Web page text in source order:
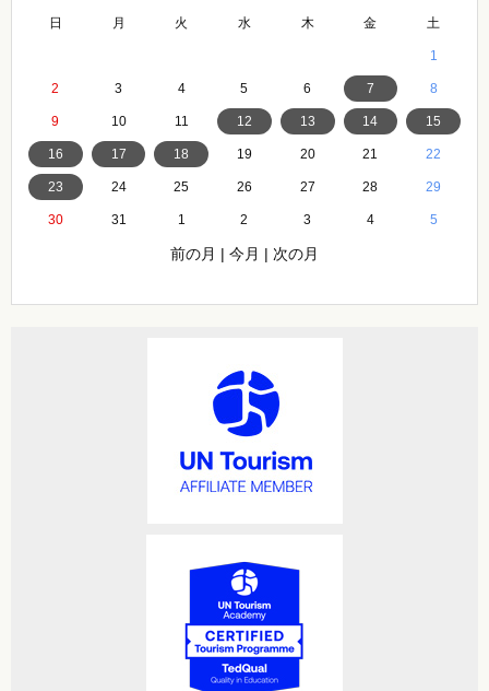
日 月 火 水 木 金 土
1
2 3 4 5 6 7 8
9 10 11 12 13 14 15
16 17 18 19 20 21 22
23 24 25 26 27 28 29
30 31 1 2 3 4 5
前の月 | 今月 | 次の月